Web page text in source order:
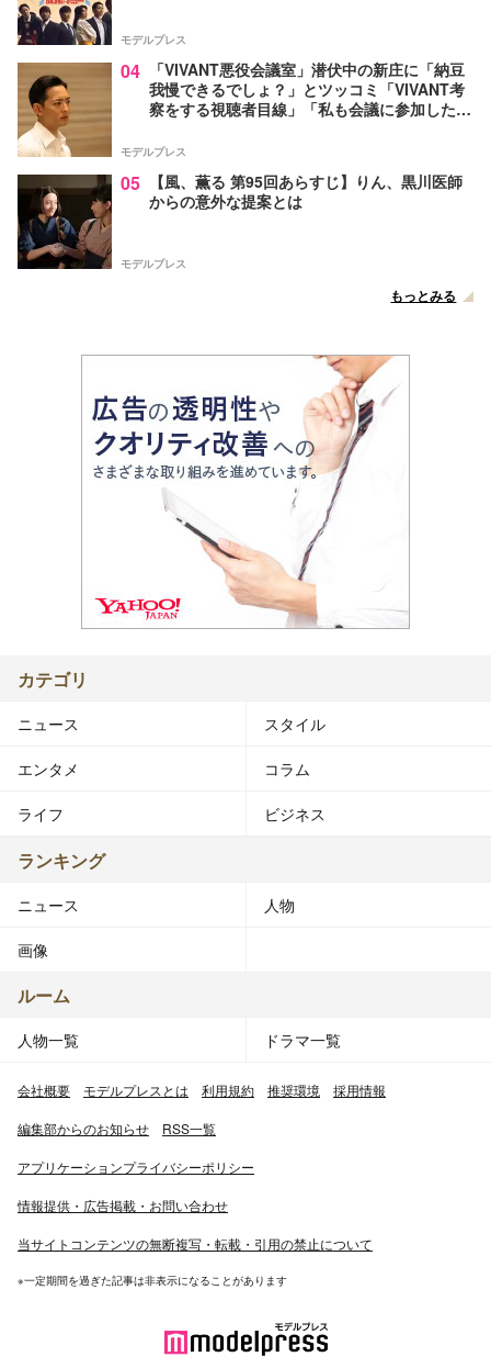
モデルプレス
04
「VIVANT悪役会議室」潜伏中の新庄に「納豆
我慢できるでしょ？」とツッコミ「VIVANT考
察をする視聴者目線」「私も会議に参加した
モデルプレス
05
【風、薫る 第95回あらすじ】りん、黒川医師
からの意外な提案とは
モデルプレス
もっとみる
カテゴリ
ニュース スタイル
エンタメ コラム
ライフ ビジネス
ランキング
ニュース 人物
画像
ルーム
人物一覧 ドラマ一覧
会社概要 モデルプレスとは 利用規約 推奨環境 採用情報
編集部からのお知らせ RSS一覧
アプリケーションプライバシーポリシー
情報提供・広告掲載・お問い合わせ
当サイトコンテンツの無断複写・転載・引用の禁止について
※一定期間を過ぎた記事は非表示になることがあります